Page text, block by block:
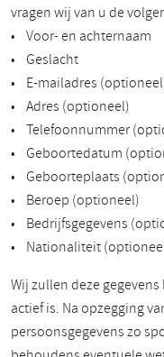
vragen wij van u de
• Voor- en achternaam
• Geslacht
• E-mailadres
• Adres (optioneel)
• Telefoonnummer
• Geboortedatum
• Geboorteplaats
• Beroep (optioneel)
• Bedrijfsgegevens
• Nationaliteit
Wij zullen deze
actief is. Na opzegging
persoonsgegevens zo